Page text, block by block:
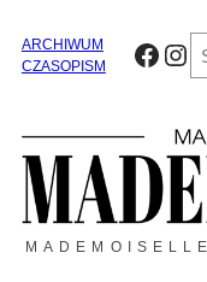
treściARCHIWUM
CZASOPISM